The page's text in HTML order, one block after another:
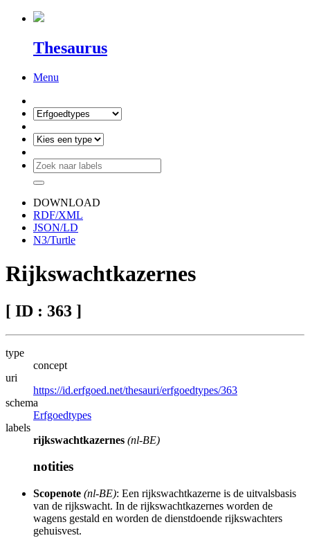
Thesaurus
Menu
DOWNLOAD
RDF/XML
JSON/LD
N3/Turtle
Rijkswachtkazernes
[ ID : 363 ]
type
concept
uri
https://id.erfgoed.net/thesauri/erfgoedtypes/363
schema
Erfgoedtypes
labels
rijkswachtkazernes (nl-BE)
notities
Scopenote (nl-BE): Een rijkswachtkazerne is de uitvalsbasis
van de rijkswacht. In de rijkswachtkazernes worden de
wagens gestald en worden de dienstdoende rijkswachters
gehuisvest.